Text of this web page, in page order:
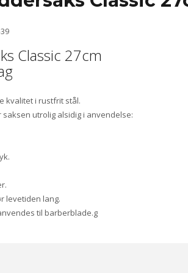
Classic 27cm
kvalitet i rustfrit stål.
utrolig alsidig i anvendelse:
levetiden lang.
til barberblade.g